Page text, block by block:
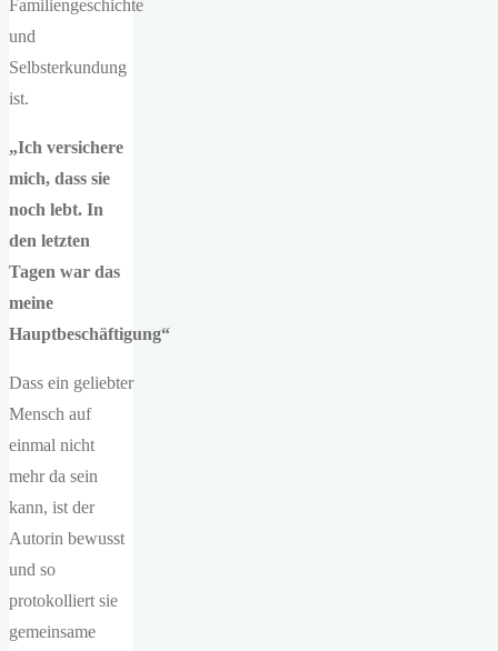
Familiengeschichte
und
Selbsterkundung
ist.
„Ich versichere
mich, dass sie
noch lebt. In
den letzten
Tagen war das
meine
Hauptbeschäftigung“
Dass ein geliebter
Mensch auf
einmal nicht
mehr da sein
kann, ist der
Autorin bewusst
und so
protokolliert sie
gemeinsame